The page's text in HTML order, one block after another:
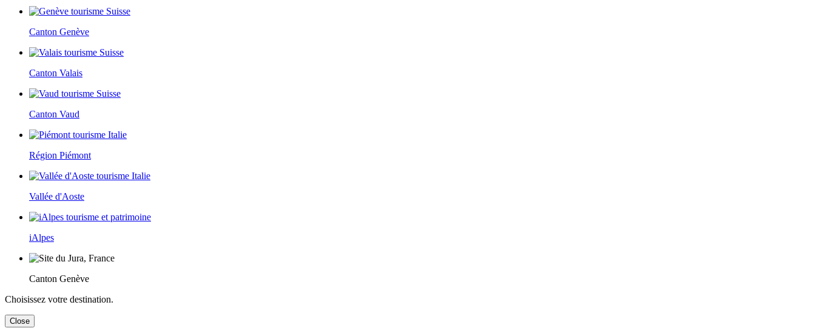
Canton Genève
Canton Valais
Canton Vaud
Région Piémont
Vallée d'Aoste
iAlpes
Canton Genève
Choisissez votre destination.
Close